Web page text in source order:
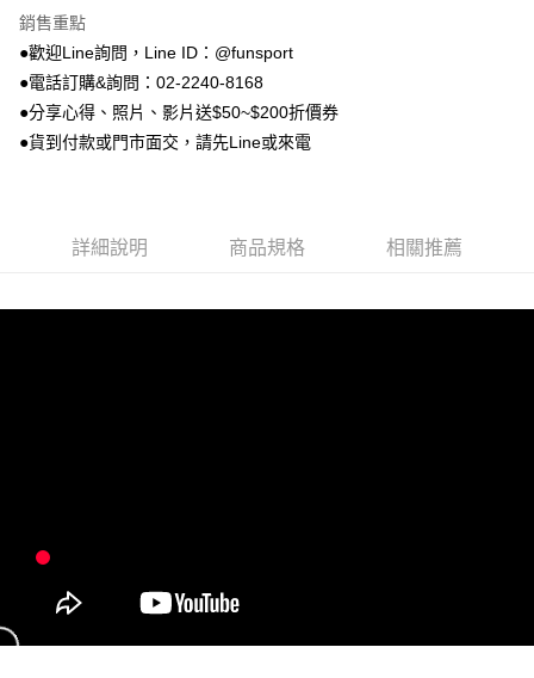
３．收到繳費通知簡訊後14天內，點擊此簡訊中的連結，可透過四大超商／
ATM／網路銀行／等多元方式進行付款，方視為交易完成。
※ 請注意：結帳手續完成當下不需立刻繳費，但若您需要取消訂單，請聯絡
購買商品的店家。未經商家同意取消之訂單仍視為有效，需透過AFTEE先享
後付繳納相關費用。
※ 交易是否成功請以「AFTEE先享後付 」之結帳頁面顯示為準，若有關於
是否繳費成功／繳費後需取消欲退款等相關疑問，請聯繫「AFTEE先享後付
１．透過由恩沛科技股份有限公司提供之「AFTEE先享後付」服務完成之交
易，需依本服務之必要範圍內提供個人資料，並將交易相關給付款項請求債
每筆NT$100，滿NT$999(含以上)免運費
銷售重點
●歡迎Line詢問，Line ID：@funsport
●電話訂購&詢問：02-2240-8168
●分享心得、照片、影片送$50~$200折價券
●貨到付款或門市面交，請先Line或來電
詳細說明 商品規格 相關推薦